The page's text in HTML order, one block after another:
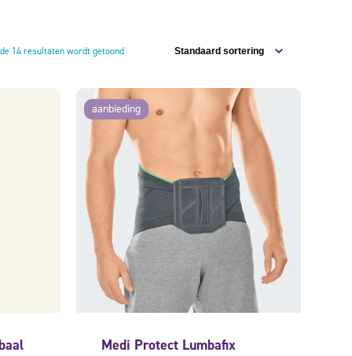
14 resultaten wordt getoond
aanbieding
Medi Protect Lumbafix